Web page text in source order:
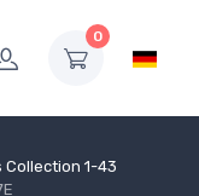
0
Collection 1-43